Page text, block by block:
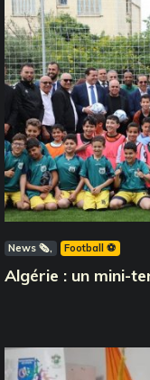
News 🗞️ Football ⚽️
Algérie : un mini-